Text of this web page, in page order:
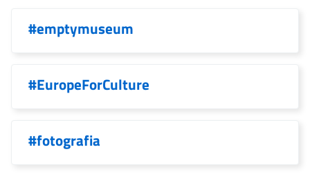
#emptymuseum
#EuropeForCulture
#fotografia